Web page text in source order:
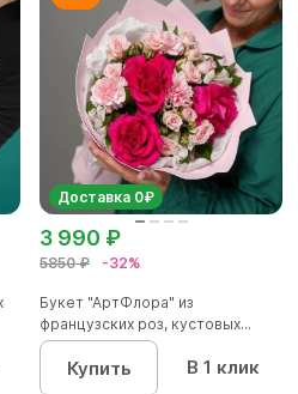
Доставка 0₽
5850 ₽ -32%
3 990 ₽
Букет "АртФлора" из
французских роз, кустовых...
Купить В 1 клик